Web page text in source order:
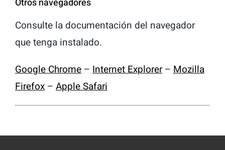
Consulte la documentación del navegador
que tenga instalado.
Google Chrome – Internet Explorer– Mozilla
Firefox – Apple Safari